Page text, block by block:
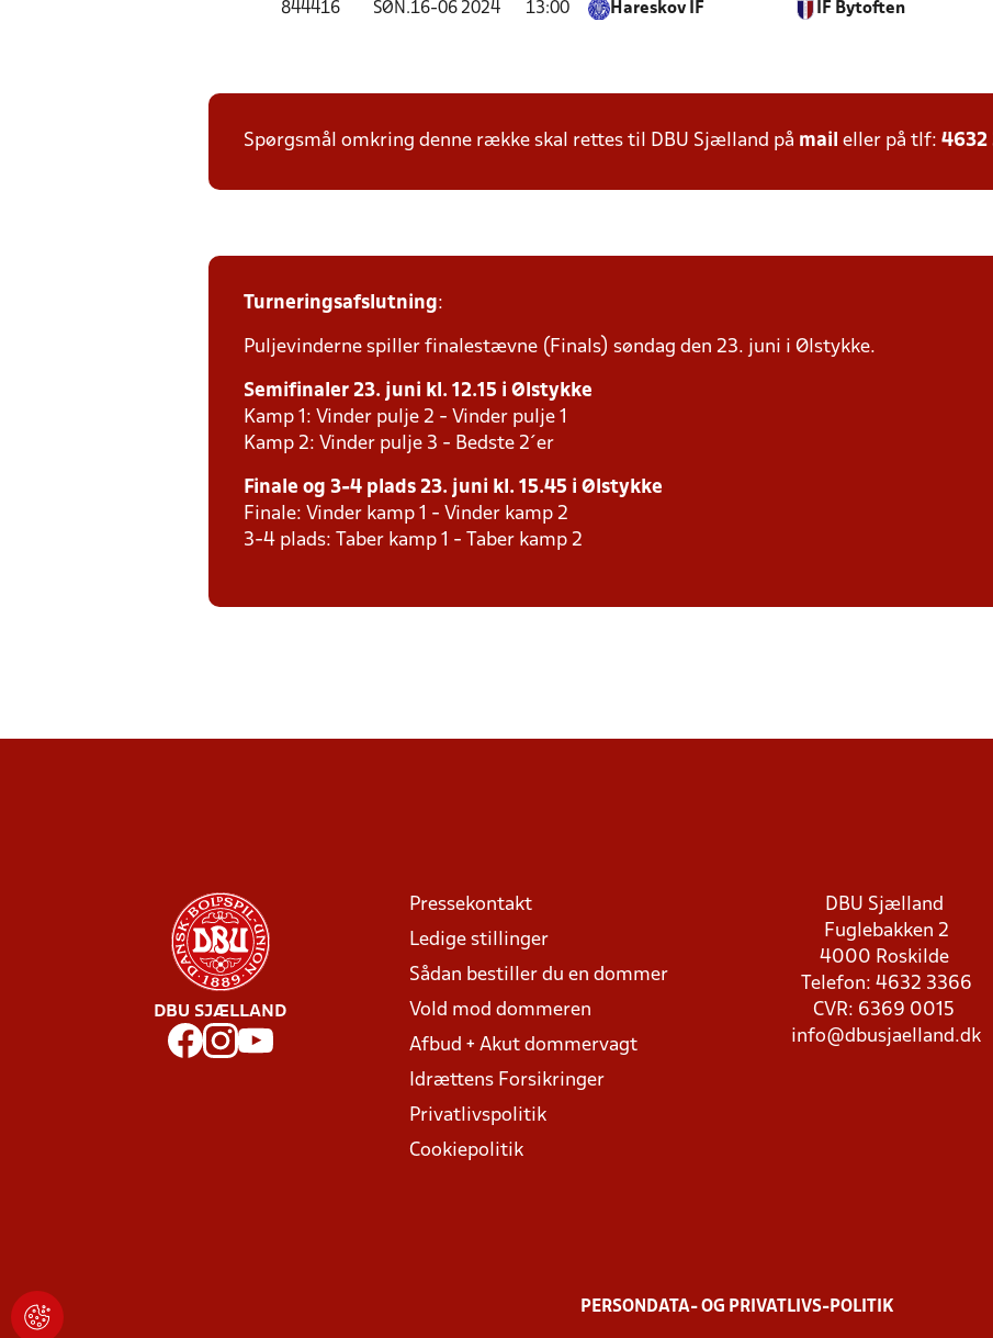
844416 SØN.16-06 2024 13:00 Hareskov IF IF Bytoften
Spørgsmål omkring denne række skal rettes til DBU Sjælland på mail eller på tlf: 4632
Turneringsafslutning:
Puljevinderne spiller finalestævne (Finals) søndag den 23. juni i Ølstykke.
Semifinaler 23. juni kl. 12.15 i Ølstykke
Kamp 1: Vinder pulje 2 - Vinder pulje 1
Kamp 2: Vinder pulje 3 - Bedste 2´er
Finale og 3-4 plads 23. juni kl. 15.45 i Ølstykke
Finale: Vinder kamp 1 - Vinder kamp 2
3-4 plads: Taber kamp 1 - Taber kamp 2
DBU SJÆLLAND
Pressekontakt
Ledige stillinger
Sådan bestiller du en dommer
Vold mod dommeren
Afbud + Akut dommervagt
Idrættens Forsikringer
Privatlivspolitik
Cookiepolitik
DBU Sjælland
Fuglebakken 2
4000 Roskilde
Telefon: 4632 3366
CVR: 6369 0015
info@dbusjaelland.dk
PERSONDATA- OG PRIVATLIVS-POLITIK